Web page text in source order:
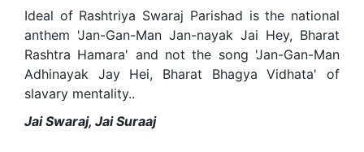
Ideal of Rashtriya Swaraj Parishad is the national
anthem 'Jan-Gan-Man Jan-nayak Jai Hey, Bharat
Rashtra Hamara' and not the song 'Jan-Gan-Man
Adhinayak Jay Hei, Bharat Bhagya Vidhata' of
slavary mentality..
Jai Swaraj, Jai Suraaj